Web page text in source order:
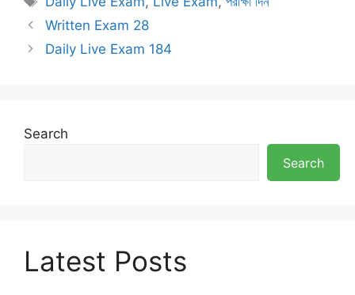
Written Exam 28
Daily Live Exam 184
Search
Search
Latest Posts